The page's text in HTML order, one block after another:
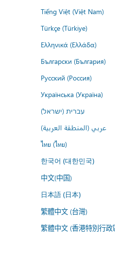
Tiếng Việt (Việt Nam)
Türkçe (Türkiye)
Ελληνικά (Ελλάδα)
Български (България)
Русский (Россия)
Українська (Україна)
עברית (ישראל)
عربي (المنطقة العربية)
ไทย (ไทย)
한국어 (대한민국)
中文(中国)
日本語 (日本)
繁體中文 (台灣)
繁體中文 (香港特別行政